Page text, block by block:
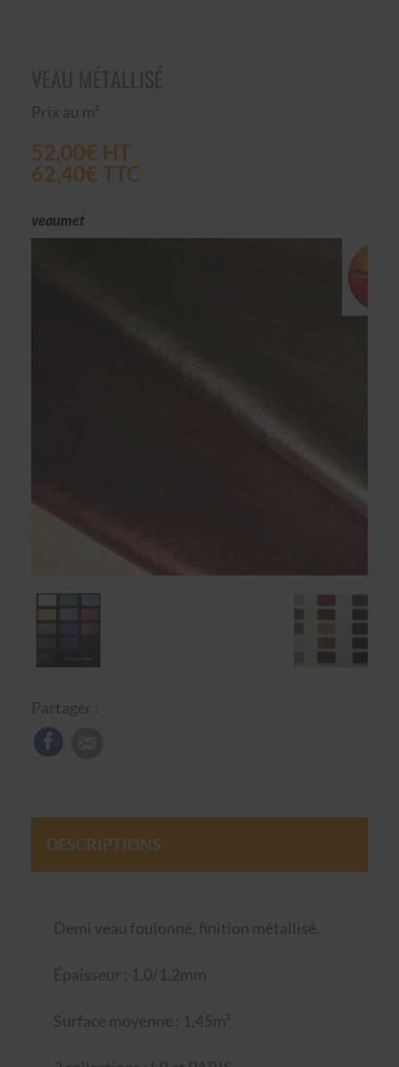
Prix au m²
52,00€ HT
62,40€ TTC
veaumet
Partager :
DESCRIPTIONS
Demi veau foulonné, finition métallisé.
Épaisseur : 1,0/1,2mm
Surface moyenne : 1,45m²